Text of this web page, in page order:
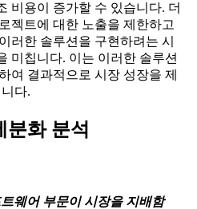
비용이 증가할 수 있습니다. 더
젝트에 대한 노출을 제한하고
러한 솔루션을 구현하려는 시
미칩니다. 이는 이러한 솔루션
여 결과적으로 시장 성장을 제
다.
화 분석
웨어 부문이 시장을 지배함